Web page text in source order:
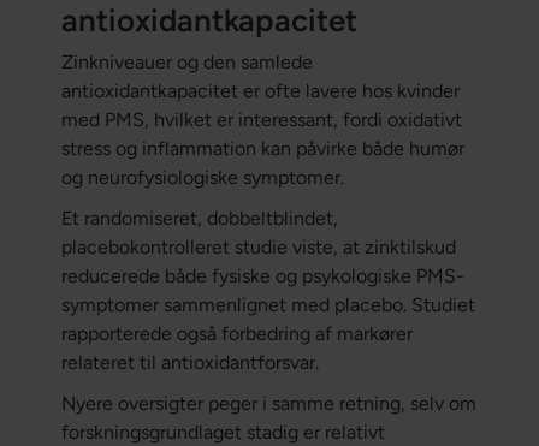
antioxidantkapacitet
Zinkniveauer og den samlede
antioxidantkapacitet er ofte lavere hos kvinder
med PMS, hvilket er interessant, fordi oxidativt
stress og inflammation kan påvirke både humør
og neurofysiologiske symptomer.
Et randomiseret, dobbeltblindet,
placebokontrolleret studie viste, at zinktilskud
reducerede både fysiske og psykologiske PMS-
symptomer sammenlignet med placebo. Studiet
rapporterede også forbedring af markører
relateret til antioxidantforsvar.
Nyere oversigter peger i samme retning, selv om
forskningsgrundlaget stadig er relativt